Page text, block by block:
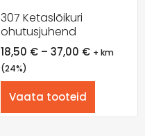
307 Ketaslõikuri
ohutusjuhend
18,50 € – 37,00 € + km
(24%)
Vaata tooteid